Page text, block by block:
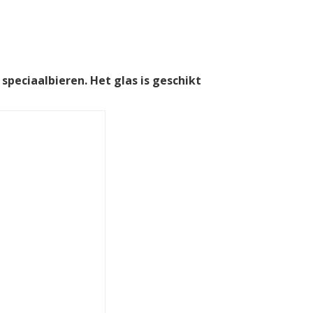
Het glas is geschikt